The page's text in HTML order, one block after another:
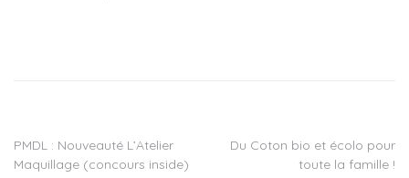
collections
nature
Navigation
PMDL : Nouveauté L’Atelier
Maquillage (concours inside)
Du Coton bio et écolo pour
toute la famille !